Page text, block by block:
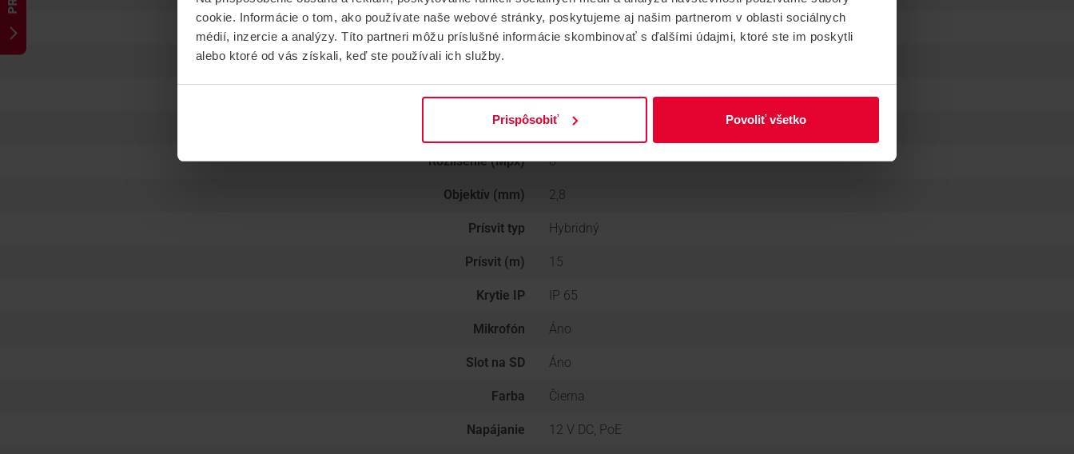
cookie. Informácie o tom, ako používate naše webové stránky, poskytujeme aj našim partnerom v oblasti sociálnych
médií, inzercie a analýzy. Títo partneri môžu príslušné informácie skombinovať s ďalšími údajmi, ktoré ste im poskytli
alebo ktoré od vás získali, keď ste používali ich služby.
Prispôsobiť Povoliť všetko
Typ technológie IP kamerové systémy
Výrobca
Skupina produktov KAMEROVÉ SYSTÉMY
Tvar Mini dome
Rozlíšenie (Mpx) 8
Objektív (mm) 2,8
Prísvit typ Hybridný
Prísvit (m) 15
Krytie IP IP 65
Mikrofón Áno
Slot na SD Áno
Farba Čierna
Napájanie 12 V DC, PoE